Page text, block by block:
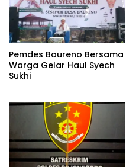
Pemdes Baureno Bersama
Warga Gelar Haul Syech
Sukhi